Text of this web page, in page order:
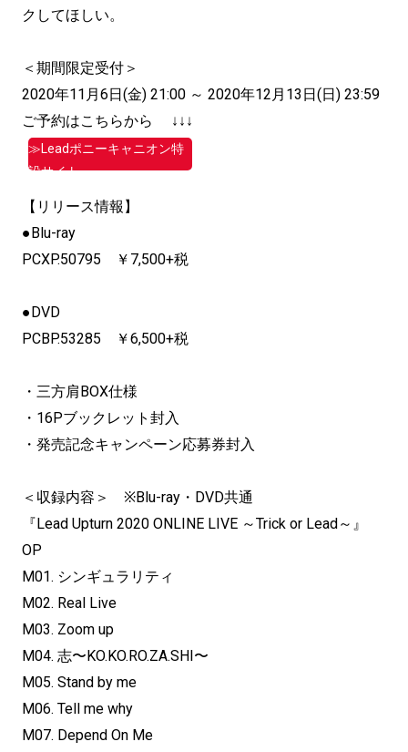
クしてほしい。
＜期間限定受付＞
2020年11月6日(金) 21:00 ～ 2020年12月13日(日) 23:59
ご予約はこちらから ↓↓↓
≫Leadポニーキャニオン特
設サイト
【リリース情報】
●Blu-ray
PCXP.50795 ￥7,500+税
●DVD
PCBP.53285 ￥6,500+税
・三方肩BOX仕様
・16Pブックレット封入
・発売記念キャンペーン応募券封入
＜収録内容＞ ※Blu-ray・DVD共通
『Lead Upturn 2020 ONLINE LIVE ～Trick or Lead～』
OP
M01. シンギュラリティ
M02. Real Live
M03. Zoom up
M04. 志〜KO.KO.RO.ZA.SHI〜
M05. Stand by me
M06. Tell me why
M07. Depend On Me